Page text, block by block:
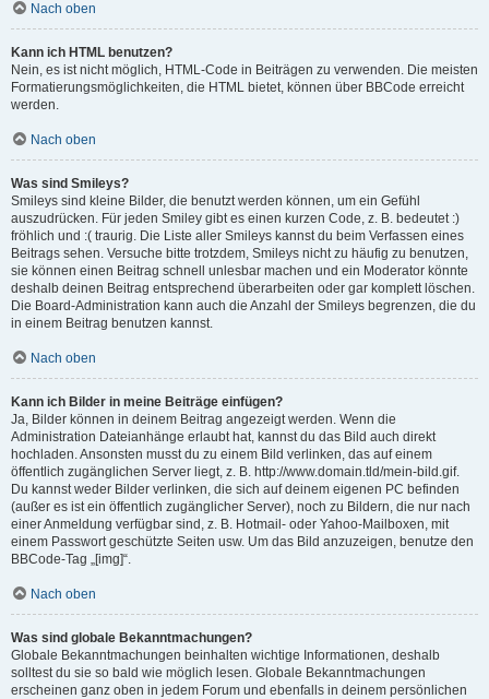
Nach oben
Kann ich HTML benutzen?
Nein, es ist nicht möglich, HTML-Code in Beiträgen zu verwenden. Die meisten
Formatierungsmöglichkeiten, die HTML bietet, können über BBCode erreicht
werden.
Nach oben
Was sind Smileys?
Smileys sind kleine Bilder, die benutzt werden können, um ein Gefühl
auszudrücken. Für jeden Smiley gibt es einen kurzen Code, z. B. bedeutet :)
fröhlich und :( traurig. Die Liste aller Smileys kannst du beim Verfassen eines
Beitrags sehen. Versuche bitte trotzdem, Smileys nicht zu häufig zu benutzen,
sie können einen Beitrag schnell unlesbar machen und ein Moderator könnte
deshalb deinen Beitrag entsprechend überarbeiten oder gar komplett löschen.
Die Board-Administration kann auch die Anzahl der Smileys begrenzen, die du
in einem Beitrag benutzen kannst.
Nach oben
Kann ich Bilder in meine Beiträge einfügen?
Ja, Bilder können in deinem Beitrag angezeigt werden. Wenn die
Administration Dateianhänge erlaubt hat, kannst du das Bild auch direkt
hochladen. Ansonsten musst du zu einem Bild verlinken, das auf einem
öffentlich zugänglichen Server liegt, z. B. http://www.domain.tld/mein-bild.gif.
Du kannst weder Bilder verlinken, die sich auf deinem eigenen PC befinden
(außer es ist ein öffentlich zugänglicher Server), noch zu Bildern, die nur nach
einer Anmeldung verfügbar sind, z. B. Hotmail- oder Yahoo-Mailboxen, mit
einem Passwort geschützte Seiten usw. Um das Bild anzuzeigen, benutze den
BBCode-Tag „[img]“.
Nach oben
Was sind globale Bekanntmachungen?
Globale Bekanntmachungen beinhalten wichtige Informationen, deshalb
solltest du sie so bald wie möglich lesen. Globale Bekanntmachungen
erscheinen ganz oben in jedem Forum und ebenfalls in deinem persönlichen